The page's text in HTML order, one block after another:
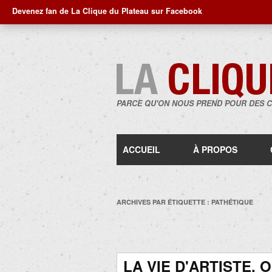
Devenez fan de La Clique du Plateau sur Facebook
PARCE QU'ON NOUS PREND POUR DES
ACCUEIL À PROPOS
ARCHIVES PAR ÉTIQUETTE : PATHÉTIQUE
LA VIE D'ARTISTE,